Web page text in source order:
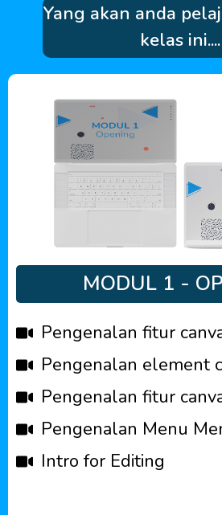
Yang akan anda
kelas ini....
MODUL 1 -
Pengenalan fitur
Pengenalan element
Pengenalan fitur
Pengenalan Menu
Intro for Editing